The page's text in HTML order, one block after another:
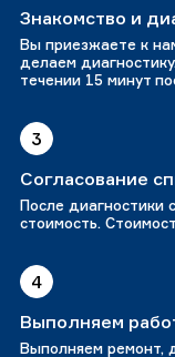
Знакомство и
Вы приезжаете к
делаем
течении 15 минут
3
Согласование
После диагностики
стоимость.
4
Выполняем
Выполняем ремонт,